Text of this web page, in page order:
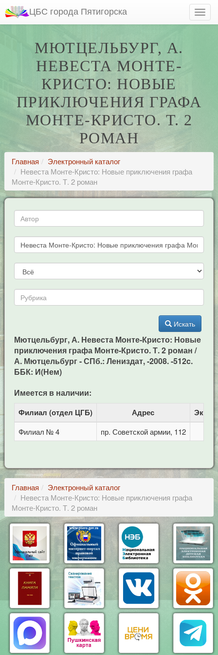
ЦБС города Пятигорска
МЮТЦЕЛЬБУРГ, А.
НЕВЕСТА МОНТЕ-
КРИСТО: НОВЫЕ
ПРИКЛЮЧЕНИЯ ГРАФА
МОНТЕ-КРИСТО. Т. 2
РОМАН
Главная
Электронный каталог
Невеста Монте-Кристо: Новые приключения графа
Монте-Кристо. Т. 2 роман
Искать
Мютцельбург, А. Невеста Монте-Кристо: Новые
приключения графа Монте-Кристо. Т. 2 роман /
А. Мютцельбург - СПб.: Лениздат, -2008. -512c.
ББК: И(Нем)
Имеется в наличии:
Филиал (отдел ЦГБ) Адрес
Филиал № 4 пр. Советской армии, 112
Главная
Электронный каталог
Невеста Монте-Кристо: Новые приключения графа
Монте-Кристо. Т. 2 роман